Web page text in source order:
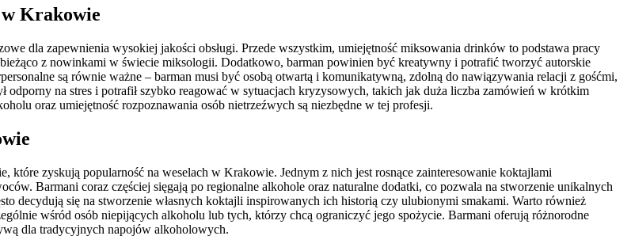
w Krakowie
dla zapewnienia wysokiej jakości obsługi. Przede wszystkim, umiejętność miksowania drinków to podstawa pracy
z nowinkami w świecie miksologii. Dodatkowo, barman powinien być kreatywny i potrafić tworzyć autorskie
są równie ważne – barman musi być osobą otwartą i komunikatywną, zdolną do nawiązywania relacji z gośćmi,
odporny na stres i potrafił szybko reagować w sytuacjach kryzysowych, takich jak duża liczba zamówień w krótkim
oraz umiejętność rozpoznawania osób nietrzeźwych są niezbędne w tej profesji.
zyskują popularność na weselach w Krakowie. Jednym z nich jest rosnące zainteresowanie koktajlami
Barmani coraz częściej sięgają po regionalne alkohole oraz naturalne dodatki, co pozwala na stworzenie unikalnych
decydują się na stworzenie własnych koktajli inspirowanych ich historią czy ulubionymi smakami. Warto również
wśród osób niepijących alkoholu lub tych, którzy chcą ograniczyć jego spożycie. Barmani oferują różnorodne
dla tradycyjnych napojów alkoholowych.